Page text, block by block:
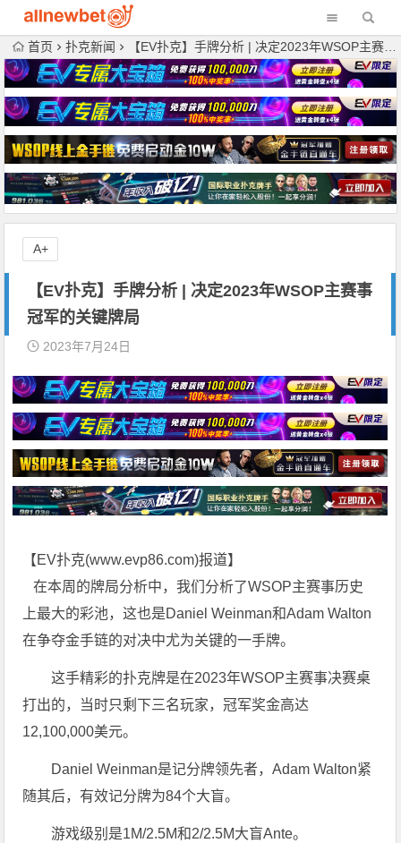
首页 扑克新闻 【EV扑克】手牌分析 | 决定2023年WSOP主赛事冠军的关键牌局
【EV扑克】手牌分析 | 决定2023年WSOP主赛事
冠军的关键牌局
2023年7月24日
【EV扑克(www.evp86.com)报道】
在本周的牌局分析中，我们分析了WSOP主赛事历史
上最大的彩池，这也是Daniel Weinman和Adam Walton
在争夺金手链的对决中尤为关键的一手牌。
这手精彩的扑克牌是在2023年WSOP主赛事决赛桌
打出的，当时只剩下三名玩家，冠军奖金高达
12,100,000美元。
Daniel Weinman是记分牌领先者，Adam Walton紧
随其后，有效记分牌为84个大盲。
游戏级别是1M/2.5M和2/2.5M大盲Ante。
A+